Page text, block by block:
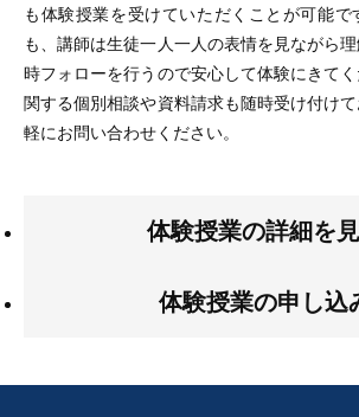
も体験授業を受けていただくことが可能で
も、講師は生徒一人一人の表情を見ながら
時フォローを行うので安心して体験にきて
関する個別相談や資料請求も随時受け付け
軽にお問い合わせください。
体験授業の詳細を
体験授業の申し込